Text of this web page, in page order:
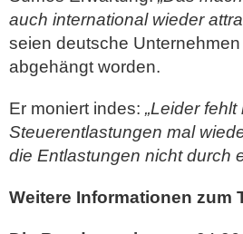
auch international wieder
seien deutsche
abgehängt worden.
Er moniert indes: „Leider
Steuerentlastungen mal
die Entlastungen nicht durch
Weitere Informationen zum